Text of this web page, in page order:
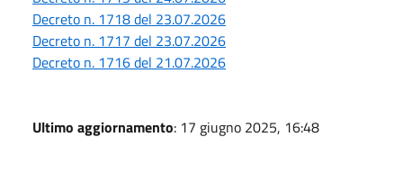
Decreto n. 1718 del 23.07.2026
Decreto n. 1717 del 23.07.2026
Decreto n. 1716 del 21.07.2026
Ultimo aggiornamento: 17 giugno 2025, 16:48